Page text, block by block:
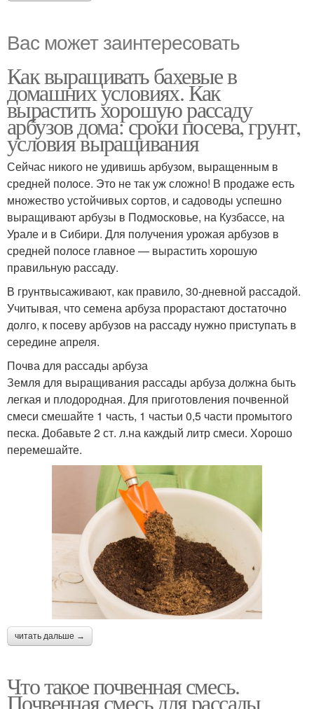
Вас может заинтересовать
Как выращивать бахевые в
домашних условиях. Как
вырастить хорошую рассаду
арбузов дома: сроки посева, грунт,
условия выращивания
Сейчас никого не удивишь арбузом, выращенным в
средней полосе. Это не так уж сложно! В продаже есть
множество устойчивых сортов, и садоводы успешно
выращивают арбузы в Подмосковье, на Кузбассе, на
Урале и в Сибири. Для получения урожая арбузов в
средней полосе главное — вырастить хорошую
правильную рассаду.
В грунтвысаживают, как правило, 30-дневной рассадой.
Учитывая, что семена арбуза прорастают достаточно
долго, к посеву арбузов на рассаду нужно приступать в
середине апреля.
Почва для рассады арбуза
Земля для выращивания рассады арбуза должна быть
легкая и плодородная. Для приготовления почвенной
смеси смешайте 1 часть, 1 частьи 0,5 части промытого
песка. Добавьте 2 ст. л.на каждый литр смеси. Хорошо
перемешайте.
читать дальше →
Что такое почвенная смесь.
Почвенная смесь для рассады